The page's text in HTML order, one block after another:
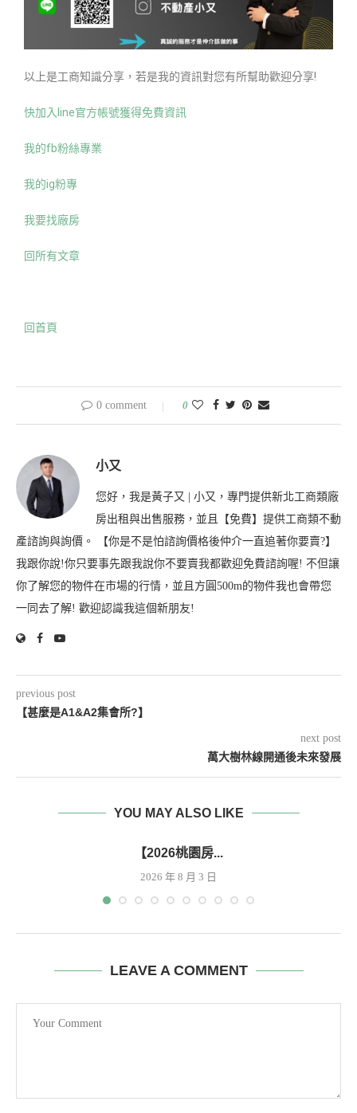
以上是工商知識分享，若是我的資訊對您有所幫助歡迎分享!
快加入line官方帳號獲得免費資訊
我的fb粉絲專業
我的ig粉專
我要找廠房
回所有文章
回首頁
0 comment 0
小又
您好，我是黃子又 | 小又，專門提供新北工商類廠
房出租與出售服務，並且【免費】提供工商類不動
產諮詢與詢價。 【你是不是怕諮詢價格後仲介一直追著你要賣?】
我跟你說!你只要事先跟我說你不要賣我都歡迎免費諮詢喔! 不但讓
你了解您的物件在市場的行情，並且方圓500m的物件我也會帶您
一同去了解! 歡迎認識我這個新朋友!
previous post
【甚麼是A1&A2集會所?】
next post
萬大樹林線開通後未來發展
YOU MAY ALSO LIKE
【2026桃園房...
2026 年 8 月 3 日
LEAVE A COMMENT